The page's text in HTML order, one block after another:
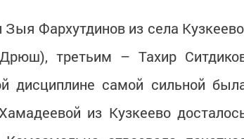
Фархутдинов из села
третьим – Тахир
самой сильной
из Кузкеево